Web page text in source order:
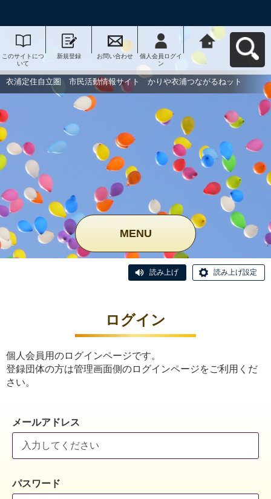
このサイトにつ
いて
新規登録 お問い合わせ
個人会員ログイ
ン
衣浦定住自立
圏 市民活動情
報サイト かり
や衣浦つながる
ねットへ戻る
衣浦定住自立圏 市民活動情報サイト かりや衣浦つながるねット
MENU
読み上げ 読み上げ設定
ログイン
個人会員用のログインページです。
登録団体の方は管理画面側のログインページをご利用くだ
さい。
メールアドレス
パスワード